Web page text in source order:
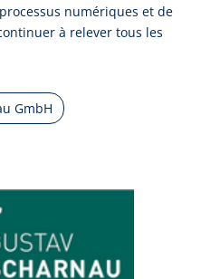
nu­mé­ri­ques et de
à re­le­ver tous les
GmbH